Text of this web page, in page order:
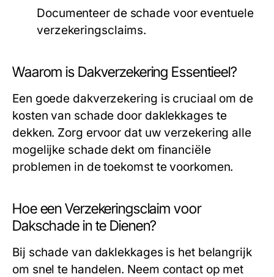
Documenteer de schade voor eventuele
verzekeringsclaims.
Waarom is Dakverzekering Essentieel?
Een goede dakverzekering is cruciaal om de
kosten van schade door daklekkages te
dekken. Zorg ervoor dat uw verzekering alle
mogelijke schade dekt om financiële
problemen in de toekomst te voorkomen.
Hoe een Verzekeringsclaim voor
Dakschade in te Dienen?
Bij schade van daklekkages is het belangrijk
om snel te handelen. Neem contact op met